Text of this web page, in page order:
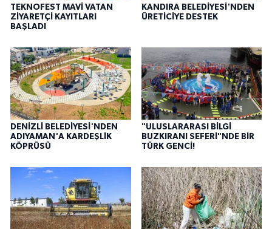
TEKNOFEST MAVİ VATAN
ZİYARETÇİ KAYITLARI
BAŞLADI
KANDIRA BELEDİYESİ'NDEN
ÜRETİCİYE DESTEK
DENİZLİ BELEDİYESİ'NDEN
ADIYAMAN'A KARDEŞLİK
KÖPRÜSÜ
"ULUSLARARASI BİLGİ
BUZKIRANI SEFERİ"NDE BİR
TÜRK GENCİ!